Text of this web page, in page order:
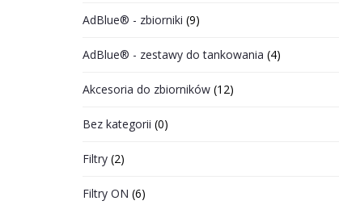
AdBlue® - zbiorniki (9)
AdBlue® - zestawy do tankowania (4)
Akcesoria do zbiorników (12)
Bez kategorii (0)
Filtry (2)
Filtry ON (6)